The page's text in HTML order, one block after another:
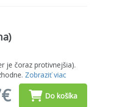
je čoraz protivnejšia).
Zobraziť viac
Do košíka